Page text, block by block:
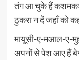
तंग आ चुके हैं
ठुकरा न दें जहाँ को
मायूसी-ए-मआल-ए-
अपनों से पेश आए हैं